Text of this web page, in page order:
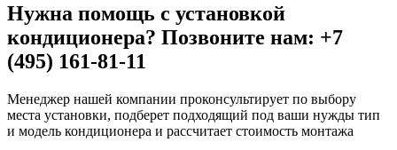
Нужна помощь с установкой
кондиционера? Позвоните нам: +7
(495) 161-81-11
Менеджер нашей компании проконсультирует по выбору
места установки, подберет подходящий под ваши нужды тип
и модель кондиционера и рассчитает стоимость монтажа